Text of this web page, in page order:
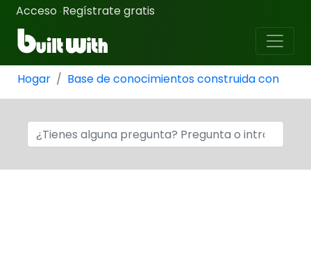
Acceso · Regístrate gratis
Hogar Base de conocimientos construida con